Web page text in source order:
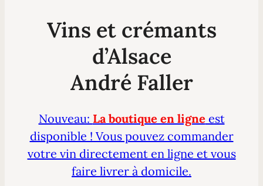
Vins et crémants
d’Alsace
André Faller
Nouveau: La boutique en ligne est
disponible ! Vous pouvez commander
votre vin directement en ligne et vous
faire livrer à domicile.